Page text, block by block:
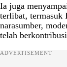
Ia juga
terlibat, termasuk
narasumber,
telah
ADVERTISEMENT